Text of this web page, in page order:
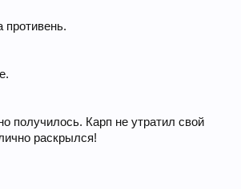
получилось. Карп не утратил свой
раскрылся!